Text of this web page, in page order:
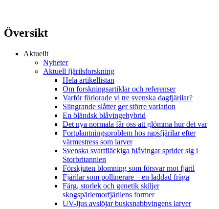
Översikt
Aktuellt
Nyheter
Aktuell fjärilsforskning
Hela artikellistan
Om forskningsartiklar och referenser
Varför förlorade vi tre svenska dagfjärilar?
Slingrande slåtter ger större variation
En öländsk blåvingehybrid
Det nya normala får oss att glömma hur det var
Fortplantningsproblem hos rapsfjärilar efter
värmestress som larver
Svenska svartfläckiga blåvingar sprider sig i
Storbritannien
Förskjuten blomning som försvar mot fjäril
Fjärilar som pollinerare – en laddad fråga
Färg, storlek och genetik skiljer
skogspärlemorfjärilens former
UV-ljus avslöjar busksnabbvingens larver